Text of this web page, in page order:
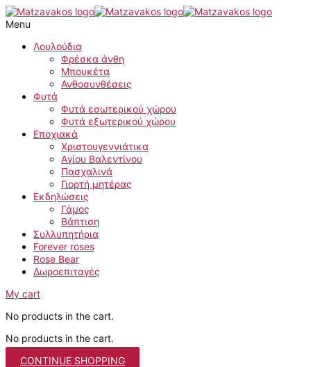
Skip
to
content
Menu
Λουλούδια
Φρέσκα άνθη
Μπουκέτα
Ανθοσυνθέσεις
Φυτά
Φυτά εσωτερικού χώρου
Φυτά εξωτερικού χώρου
Εποχιακά
Χριστουγεννιάτικα
Αγίου Βαλεντίνου
Πασχαλινά
Γιορτή μητέρας
Εκδηλώσεις
Γάμος
Βάπτιση
Συλλυπητήρια
Forever roses
Rose Bear
Δωροεπιταγές
My cart
No products in the cart.
No products in the cart.
CONTINUE SHOPPING